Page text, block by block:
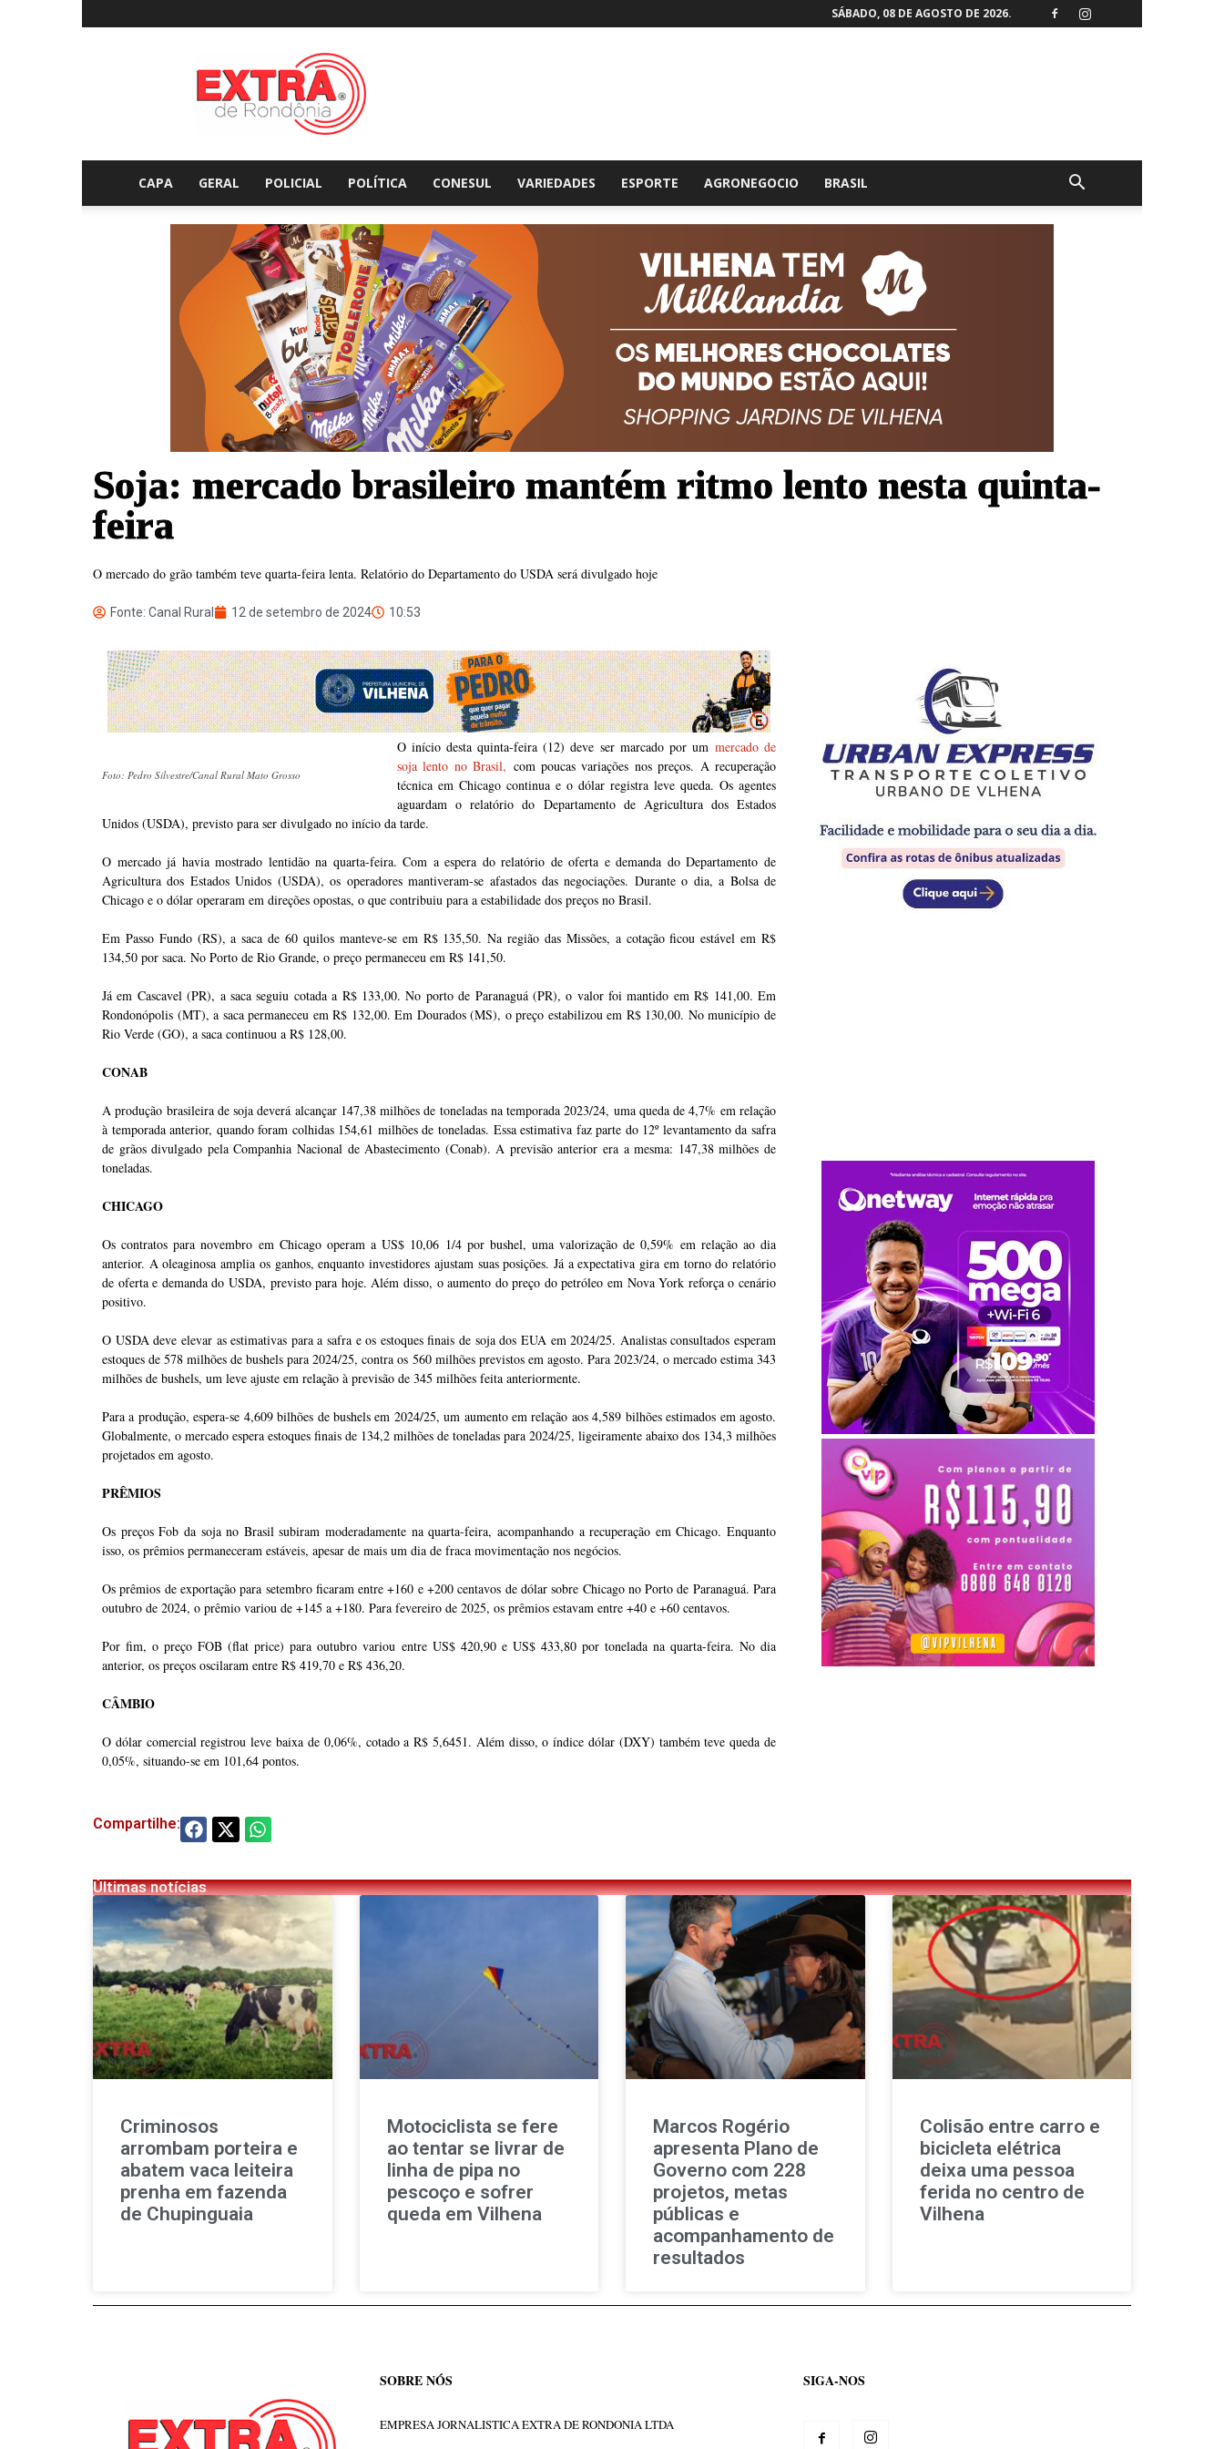
SÁBADO, 08 DE AGOSTO DE 2026.
Extraderondonia.com.br
CAPA GERAL POLICIAL POLÍTICA CONESUL VARIEDADES ESPORTE AGRONEGOCIO BRASIL
Soja: mercado brasileiro mantém ritmo lento nesta quinta-
feira
O mercado do grão também teve quarta-feira lenta. Relatório do Departamento do USDA será divulgado hoje
Fonte: Canal Rural 12 de setembro de 2024 10:53
Foto: Pedro Silvestre/Canal Rural Mato Grosso
O início desta quinta-feira (12) deve ser marcado por um mercado de
soja lento no Brasil, com poucas variações nos preços. A recuperação
técnica em Chicago continua e o dólar registra leve queda. Os agentes
aguardam o relatório do Departamento de Agricultura dos Estados
Unidos (USDA), previsto para ser divulgado no início da tarde.
O mercado já havia mostrado lentidão na quarta-feira. Com a espera do relatório de oferta e demanda do Departamento de
Agricultura dos Estados Unidos (USDA), os operadores mantiveram-se afastados das negociações. Durante o dia, a Bolsa de
Chicago e o dólar operaram em direções opostas, o que contribuiu para a estabilidade dos preços no Brasil.
Em Passo Fundo (RS), a saca de 60 quilos manteve-se em R$ 135,50. Na região das Missões, a cotação ficou estável em R$
134,50 por saca. No Porto de Rio Grande, o preço permaneceu em R$ 141,50.
Já em Cascavel (PR), a saca seguiu cotada a R$ 133,00. No porto de Paranaguá (PR), o valor foi mantido em R$ 141,00. Em
Rondonópolis (MT), a saca permaneceu em R$ 132,00. Em Dourados (MS), o preço estabilizou em R$ 130,00. No município de
Rio Verde (GO), a saca continuou a R$ 128,00.
CONAB
A produção brasileira de soja deverá alcançar 147,38 milhões de toneladas na temporada 2023/24, uma queda de 4,7% em relação
à temporada anterior, quando foram colhidas 154,61 milhões de toneladas. Essa estimativa faz parte do 12º levantamento da safra
de grãos divulgado pela Companhia Nacional de Abastecimento (Conab). A previsão anterior era a mesma: 147,38 milhões de
toneladas.
CHICAGO
Os contratos para novembro em Chicago operam a US$ 10,06 1/4 por bushel, uma valorização de 0,59% em relação ao dia
anterior. A oleaginosa amplia os ganhos, enquanto investidores ajustam suas posições. Já a expectativa gira em torno do relatório
de oferta e demanda do USDA, previsto para hoje. Além disso, o aumento do preço do petróleo em Nova York reforça o cenário
positivo.
O USDA deve elevar as estimativas para a safra e os estoques finais de soja dos EUA em 2024/25. Analistas consultados esperam
estoques de 578 milhões de bushels para 2024/25, contra os 560 milhões previstos em agosto. Para 2023/24, o mercado estima 343
milhões de bushels, um leve ajuste em relação à previsão de 345 milhões feita anteriormente.
Para a produção, espera-se 4,609 bilhões de bushels em 2024/25, um aumento em relação aos 4,589 bilhões estimados em agosto.
Globalmente, o mercado espera estoques finais de 134,2 milhões de toneladas para 2024/25, ligeiramente abaixo dos 134,3 milhões
projetados em agosto.
PRÊMIOS
Os preços Fob da soja no Brasil subiram moderadamente na quarta-feira, acompanhando a recuperação em Chicago. Enquanto
isso, os prêmios permaneceram estáveis, apesar de mais um dia de fraca movimentação nos negócios.
Os prêmios de exportação para setembro ficaram entre +160 e +200 centavos de dólar sobre Chicago no Porto de Paranaguá. Para
outubro de 2024, o prêmio variou de +145 a +180. Para fevereiro de 2025, os prêmios estavam entre +40 e +60 centavos.
Por fim, o preço FOB (flat price) para outubro variou entre US$ 420,90 e US$ 433,80 por tonelada na quarta-feira. No dia
anterior, os preços oscilaram entre R$ 419,70 e R$ 436,20.
CÂMBIO
O dólar comercial registrou leve baixa de 0,06%, cotado a R$ 5,6451. Além disso, o índice dólar (DXY) também teve queda de
0,05%, situando-se em 101,64 pontos.
Compartilhe:
Últimas notícias
Criminosos
arrombam porteira e
abatem vaca leiteira
prenha em fazenda
de Chupinguaia
Motociclista se fere
ao tentar se livrar de
linha de pipa no
pescoço e sofrer
queda em Vilhena
Marcos Rogério
apresenta Plano de
Governo com 228
projetos, metas
públicas e
acompanhamento de
resultados
Colisão entre carro e
bicicleta elétrica
deixa uma pessoa
ferida no centro de
Vilhena
SOBRE NÓS
EMPRESA JORNALISTICA EXTRA DE RONDONIA LTDA
SIGA-NOS